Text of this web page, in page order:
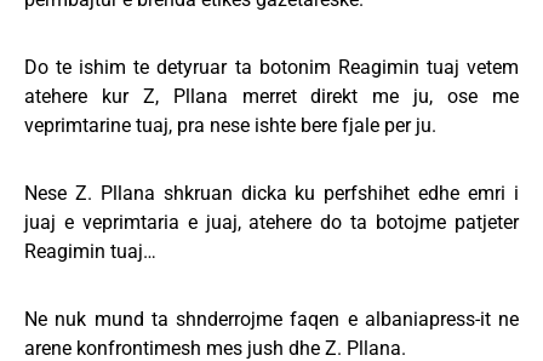
Do te ishim te detyruar ta botonim Reagimin tuaj vetem
atehere kur Z, Pllana merret direkt me ju, ose me
veprimtarine tuaj, pra nese ishte bere fjale per ju.
Nese Z. Pllana shkruan dicka ku perfshihet edhe emri i
juaj e veprimtaria e juaj, atehere do ta botojme patjeter
Reagimin tuaj…
Ne nuk mund ta shnderrojme faqen e albaniapress-it ne
arene konfrontimesh mes jush dhe Z. Pllana.